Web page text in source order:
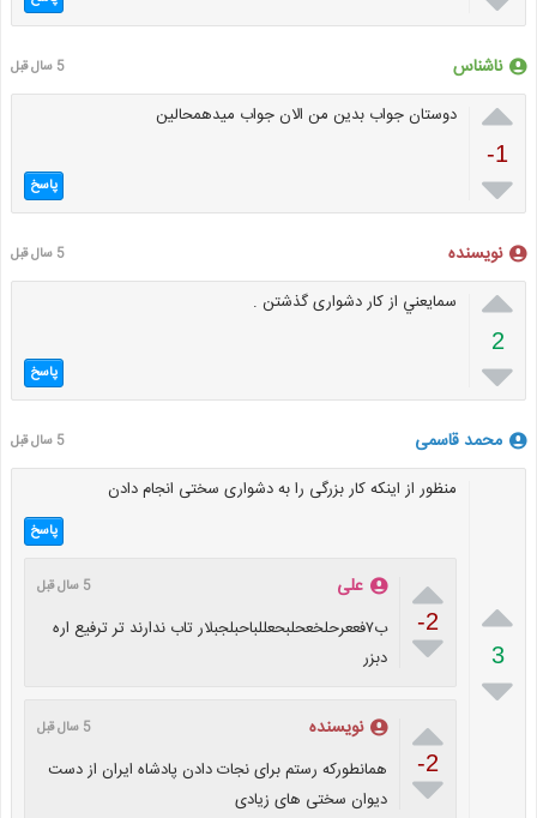
ناشناس 5 سال قبل

-1

دوستان جواب بدین من الان جواب میدهمحالین
پاسخ
نویسنده 5 سال قبل

2

سمايعني از کار دشواری گذشتن .
پاسخ
محمد قاسمی 5 سال قبل

3

منظور از اینکه کار بزرگی را به دشواری سختی انجام دادن
پاسخ

-2

علی 5 سال قبل
ب۷فععرحلخعحلبحعللباحبلجبلار تاب ندارند تر ترفیع اره
دبزر

-2

نویسنده 5 سال قبل
همانطورکه رستم برای نجات دادن پادشاه ایران از دست
دیوان سختی های زیادی